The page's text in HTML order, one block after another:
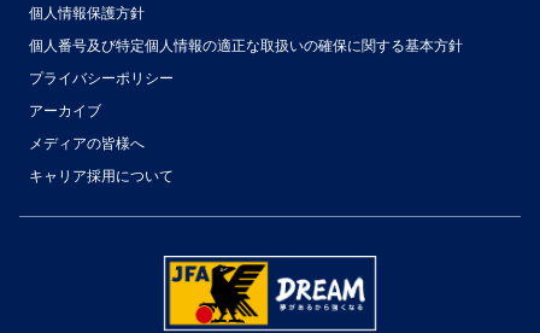
個人情報保護方針
個人番号及び特定個人情報の適正な取扱いの確保に関する基本方針
プライバシーポリシー
アーカイブ
メディアの皆様へ
キャリア採用について